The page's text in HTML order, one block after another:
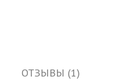
ОТЗЫВЫ (1)